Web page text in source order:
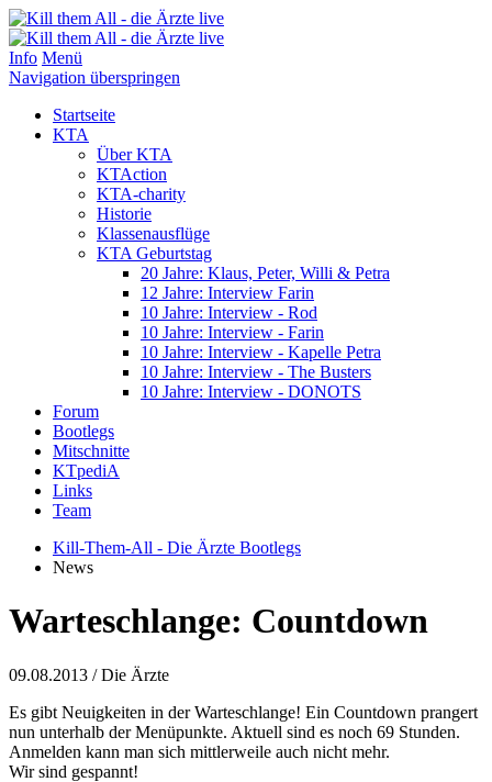
Info Menü
Navigation überspringen
Startseite
KTA
Über KTA
KTAction
KTA-charity
Historie
Klassenausflüge
KTA Geburtstag
20 Jahre: Klaus, Peter, Willi & Petra
12 Jahre: Interview Farin
10 Jahre: Interview - Rod
10 Jahre: Interview - Farin
10 Jahre: Interview - Kapelle Petra
10 Jahre: Interview - The Busters
10 Jahre: Interview - DONOTS
Forum
Bootlegs
Mitschnitte
KTpediA
Links
Team
Kill-Them-All - Die Ärzte Bootlegs
News
Warteschlange: Countdown
09.08.2013 / Die Ärzte
Es gibt Neuigkeiten in der Warteschlange! Ein Countdown prangert
nun unterhalb der Menüpunkte. Aktuell sind es noch 69 Stunden.
Anmelden kann man sich mittlerweile auch nicht mehr.
Wir sind gespannt!